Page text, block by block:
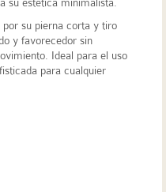
por su pierna corta y tiro
y favorecedor sin
Ideal para el uso
para cualquier